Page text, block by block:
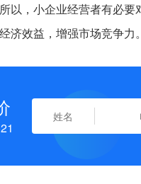
以，小企业经营者有必
济效益，增强市场竞争力。